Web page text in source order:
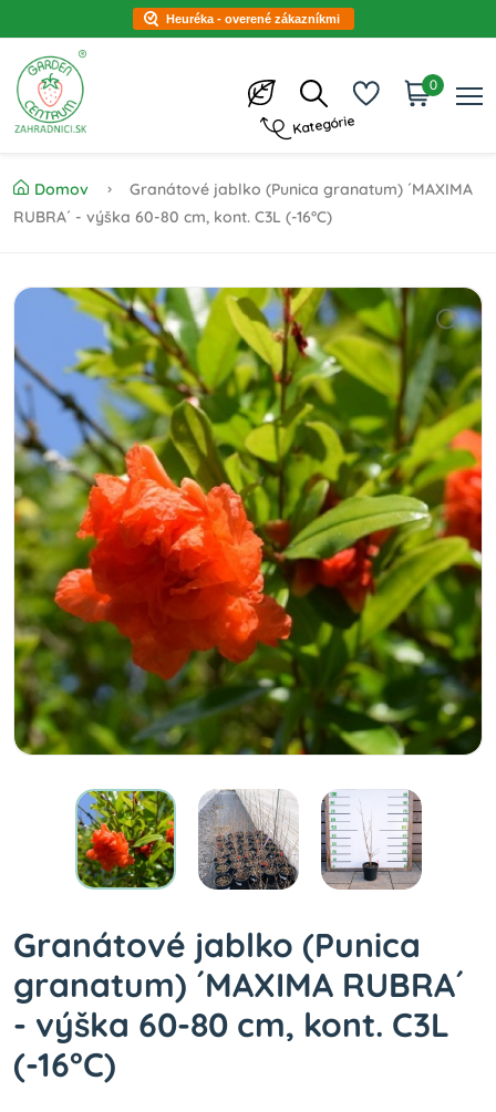
Heuréka - overené zákazníkmi
Kategórie
0
Domov
Granátové jablko (Punica granatum) ´MAXIMA
RUBRA´ - výška 60-80 cm, kont. C3L (-16°C)
Granátové jablko (Punica
granatum) ´MAXIMA RUBRA´
- výška 60-80 cm, kont. C3L
(-16°C)